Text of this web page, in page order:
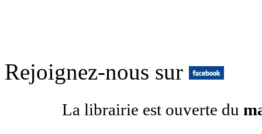
Rejoignez-nous sur
La librairie est ouverte du